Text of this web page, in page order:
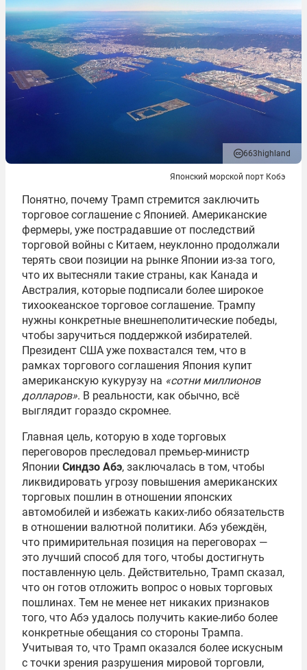
663highland
Японский морской порт Кобэ
Понятно, почему Трамп стремится заключить
торговое соглашение с Японией. Американские
фермеры, уже пострадавшие от последствий
торговой войны с Китаем, неуклонно продолжали
терять свои позиции на рынке Японии из-за того,
что их вытесняли такие страны, как Канада и
Австралия, которые подписали более широкое
тихоокеанское торговое соглашение. Трампу
нужны конкретные внешнеполитические победы,
чтобы заручиться поддержкой избирателей.
Президент США уже похвастался тем, что в
рамках торгового соглашения Япония купит
американскую кукурузу на «сотни миллионов
долларов». В реальности, как обычно, всё
выглядит гораздо скромнее.
Главная цель, которую в ходе торговых
переговоров преследовал премьер-министр
Японии Синдзо Абэ, заключалась в том, чтобы
ликвидировать угрозу повышения американских
торговых пошлин в отношении японских
автомобилей и избежать каких-либо обязательств
в отношении валютной политики. Абэ убеждён,
что примирительная позиция на переговорах —
это лучший способ для того, чтобы достигнуть
поставленную цель. Действительно, Трамп сказал,
что он готов отложить вопрос о новых торговых
пошлинах. Тем не менее нет никаких признаков
того, что Абэ удалось получить какие-либо более
конкретные обещания со стороны Трампа.
Учитывая то, что Трамп оказался более искусным
с точки зрения разрушения мировой торговли,